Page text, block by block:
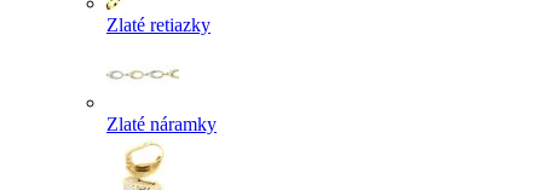
Zlaté retiazky
Zlaté náramky